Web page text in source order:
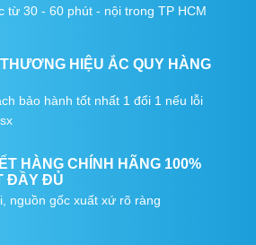
từ 30 - 60 phút - nội trong TP HCM
HIỆU ẮC QUY HÀNG
bảo hành tốt nhất 1 đổi 1 nếu lỗi
HÀNG CHÍNH HÃNG 100%
ĐẦY ĐỦ
nguồn gốc xuất xứ rõ ràng